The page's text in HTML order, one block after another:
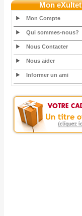
Mon eXultet
Mon Compte
Qui sommes-nous?
Nous Contacter
Nous aider
Informer un ami